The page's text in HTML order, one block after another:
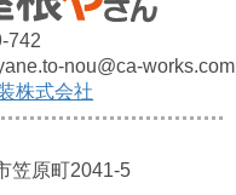
742
nou@ca-works.com
株式会社
笠原町2041-5